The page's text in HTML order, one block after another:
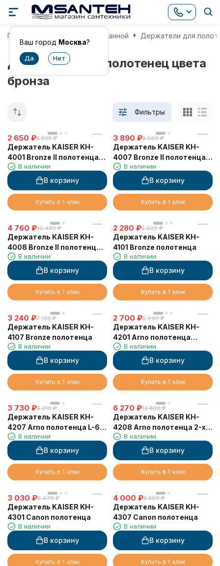
Ваш город Москва?
Главная Аксессуары для ванной Держатели для
Держатели для полотенец цвета
бронза
Фильтры
2 650 ₽5 830 ₽
Держатель KAISER KH-
4001 Bronze II полотенца
"кольцо"
В наличии
В корзину
Купить в 1 клик
3 890 ₽8 560 ₽
Держатель KAISER KH-
4007 Bronze II полотенца,
L-65 см
В наличии
В корзину
Купить в 1 клик
4 760 ₽10 480 ₽
Держатель KAISER KH-
4008 Bronze II полотенца,
двойной L-65 см
В наличии
В корзину
Купить в 1 клик
2 280 ₽5 020 ₽
Держатель KAISER KH-
4101 Bronze полотенца
В наличии
В корзину
Купить в 1 клик
3 240 ₽7 130 ₽
Держатель KAISER KH-
4107 Bronze полотенца
В наличии
В корзину
Купить в 1 клик
2 700 ₽5 940 ₽
Держатель KAISER KH-
4201 Arno полотенца
"кольцо"
В наличии
В корзину
Купить в 1 клик
3 730 ₽8 210 ₽
Держатель KAISER KH-
4207 Arno полотенца L-63
см В наличии
В корзину
Купить в 1 клик
6 270 ₽13 800 ₽
Держатель KAISER KH-
4208 Arno полотенца 2-х
уровневый 63 см
В наличии
В корзину
Купить в 1 клик
3 030 ₽6 670 ₽
Держатель KAISER KH-
4301 Canon полотенца
В наличии
В корзину
Купить в 1 клик
4 000 ₽8 800 ₽
Держатель KAISER KH-
4307 Canon полотенца
В наличии
В корзину
Купить в 1 клик